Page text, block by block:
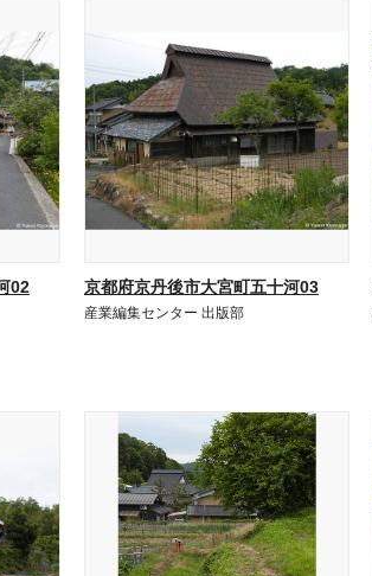
02 京都府京丹後市大宮町五十河03
産業編集センター 出版部